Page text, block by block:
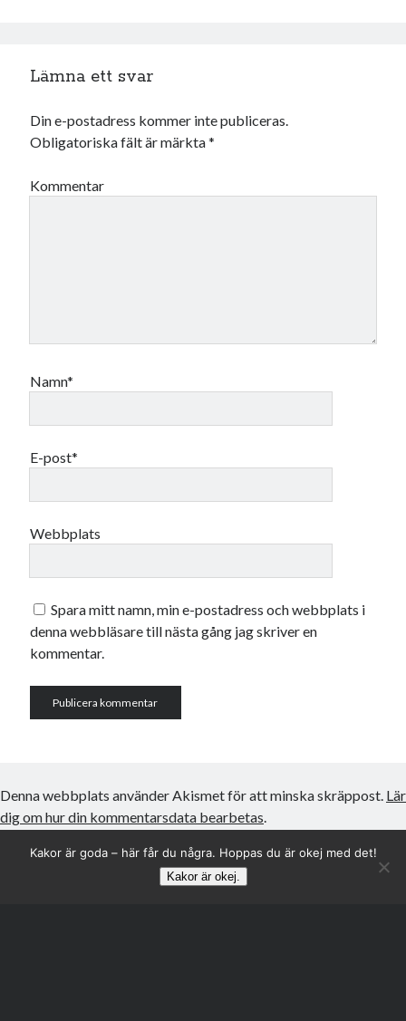
Lämna ett svar
Din e-postadress kommer inte publiceras.
Obligatoriska fält är märkta*
Kommentar
Namn*
E-post*
Webbplats
Spara mitt namn, min e-postadress och webbplats i
denna webbläsare till nästa gång jag skriver en
kommentar.
Denna webbplats använder Akismet för att minska skräppost. Lär
dig om hur din kommentarsdata bearbetas.
Kakor är goda – här får du några. Hoppas du är okej med det!
Kakor är okej.